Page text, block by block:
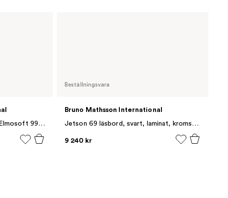
Jetson 66 Lång dyna fåtölj, Elmosoft 99999 svart-svart nät
Beställningsvara
Bruno Mathsson International
Jetson 69 läsbord, svart, laminat, kromstativ
9 240 kr